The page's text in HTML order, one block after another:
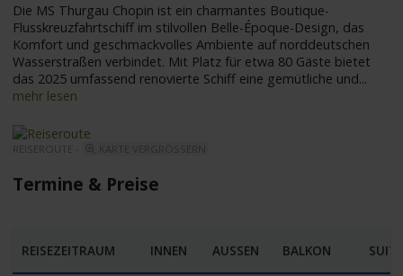
Die MS Thurgau Chopin ist ein charmantes Boutique-
Flusskreuzfahrtschiff im stilvollen Belle-Époque-Design, das
Komfort und geschmackvolles Ambiente auf norddeutschen
Wasserstraßen verbindet. Mit Platz für etwa 80 Gäste bietet
das 2025 umfassend renovierte Schiff eine gemütliche und...
mehr lesen
REISEROUTE -
Termine & Preise
REISEZEITRAUM INNEN AUSSEN BALKON SUITE